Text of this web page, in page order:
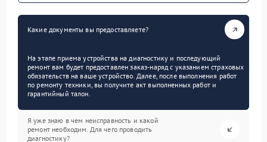
Какие документы вы предоставляете?
На этапе приема устройства на диагностику и последующий
ремонт вам будет предоставлен заказ-наряд с указанием страховых
обязательств на ваше устройство. Далее, после выполнения работ
по ремонту техники, вы получите акт выполненных работ и
гарантийный талон.
Я уже знаю в чем неисправность и какой
ремонт необходим. Для чего проводить
диагностику?